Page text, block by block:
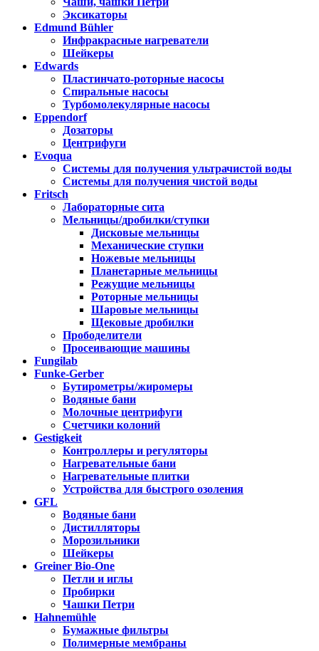
Эксикаторы
Edmund Bühler
Инфракрасные нагреватели
Шейкеры
Edwards
Пластинчато-роторные насосы
Спиральные насосы
Турбомолекулярные насосы
Eppendorf
Дозаторы
Центрифуги
Evoqua
Системы для получения ультрачистой воды
Системы для получения чистой воды
Fritsch
Лабораторные сита
Мельницы/дробилки/ступки
Дисковые мельницы
Механические ступки
Ножевые мельницы
Планетарные мельницы
Режущие мельницы
Роторные мельницы
Шаровые мельницы
Щековые дробилки
Прободелители
Просеивающие машины
Fungilab
Funke-Gerber
Бутирометры/жиромеры
Водяные бани
Молочные центрифуги
Счетчики колоний
Gestigkeit
Контроллеры и регуляторы
Нагревательные бани
Нагревательные плитки
Устройства для быстрого озоления
GFL
Водяные бани
Дистилляторы
Морозильники
Шейкеры
Greiner Bio-One
Петли и иглы
Пробирки
Чашки Петри
Hahnemühle
Бумажные фильтры
Полимерные мембраны